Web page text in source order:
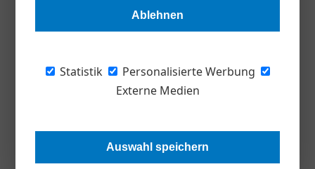
Ablehnen
Statistik
Personalisierte Werbung
Externe Medien
Auswahl speichern
Die Halbleiter-Knappheit führt laut einer aktuellen Studie der
Kreditversicherung Acredia zu einer
Die europäischen Autobauer könnten in den
Preisschraube drehen. Grund dafür: die noch
nie dagewesene und sich verschärfende